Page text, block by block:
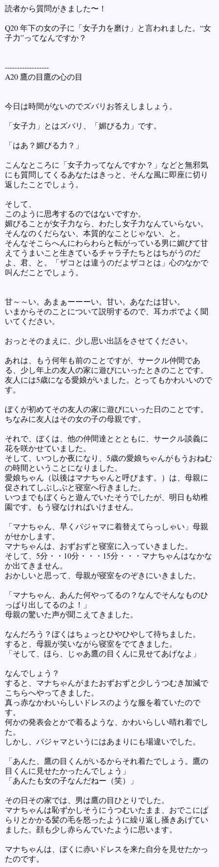
読者から質問がきました〜！
Q20 年下の女の子に「女子力を磨け」と言われました。“女
子力”ってなんですか？
------------------
A20 鷹の目鷹の心の目
今日は時間がないのでズバリお答えしましょう。
「女子力」とはズバリ、「媚びる力」です。
「はあ？媚びる力？」
こんなところに「女子力ってなんですか？」などと無邪気
にも質問してくるあなたはきっと、そんな風に即座に切り
返したことでしょう。
そして、
このように思考するのではないですか。
媚びることが女子力なら、わたし女子力なんていらない。
そんなのくだらない、本質的なことじゃない、と。
そんなそこらへんにわらわらと転がっている男に媚びて甘
えてうまいこと生きているチャラ子たちとはちがうのだ
よ、君、と。「ザコとは違うのだよザコとは」心のなかで
叫んだことでしょう。
甘～～い。あまぁーーーい。甘い。あなたは甘い。
いまからそのことについて説明するので、耳カポでよく聞
いてください。
おっとそのまえに、少し思い出話をさせてください。
あれは、もう何年も前のことですが、サークル仲間であ
る、少し年上の友人の家に遊びにいったときのことです。
友人には5歳になる愛娘がいました。とってもかわいいので
す。
ぼくが初めてその友人の家に遊びにいった日のことです。
ちなみに友人はその女の子の母親です。
それで、ぼくは、他の仲間達ととともに、サークル談義に
花を咲かせていました。
そして、いつしか夜になり、5歳の愛娘ちゃんがもうおねむ
の時間ということになりました。
愛娘ちゃん（以後はマナちゃんと呼びます。）は、母親に
促されてしぶしぶと寝室へ行きました。
いつまでもぼくらと遊んでいたそうでしたが、明日も幼稚
園です。もう寝なければいけません。
「マナちゃん、早くパジャマに着替えてらっしゃい」母親
がせかします。
マナちゃんは、おずおずと寝室に入っていきました。
そして、5分・・10分・・・15分・・・マナちゃんはなかな
か出てきません。
おかしいと思って、母親が寝室をのぞきにいきました。
「マナちゃん、あんた何やってるの？なんでそんなものひ
っぱり出してるのよ！」
母親の驚いた声が聞こえてきました。
なんだろう？ぼくはちょっとひやひやして待ちました。
すると、母親が笑いながら寝室をでてきました。
「そして、ほら、じゃあ鷹の目くんに見せてあげなよ」
なんでしょう？
すると、マナちゃんがまたおずおずと少しうつむき加減で
こちらへやってきました。
真っ赤なかわいらしいドレスのような服を着ていたので
す。
何かの発表会とかで着るような、かわいらしい晴れ着でし
た。
しかし、パジャマというにはあまりにも場違いでした。
「あんた、鷹の目くんがいるからそれ着たでしょう。鷹の
目くんに見せたかったんでしょう」
「あんたも女の子なんだねー（笑）」
その日その家では、男は鷹の目ひとりでした。
マナちゃんは恥ずかしそうにうつむいたまま、おでこにぱ
らりとかかる髪の毛を怒ったように繰り返し掻きあげてい
ました。顔も少し赤らんでいたように思います。
マナちゃんは、ぼくに赤いドレスを来た自分を見せたかっ
たのです。